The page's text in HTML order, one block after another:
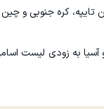
تایپه، کره جنوبی و
آسیا به زودی لیست